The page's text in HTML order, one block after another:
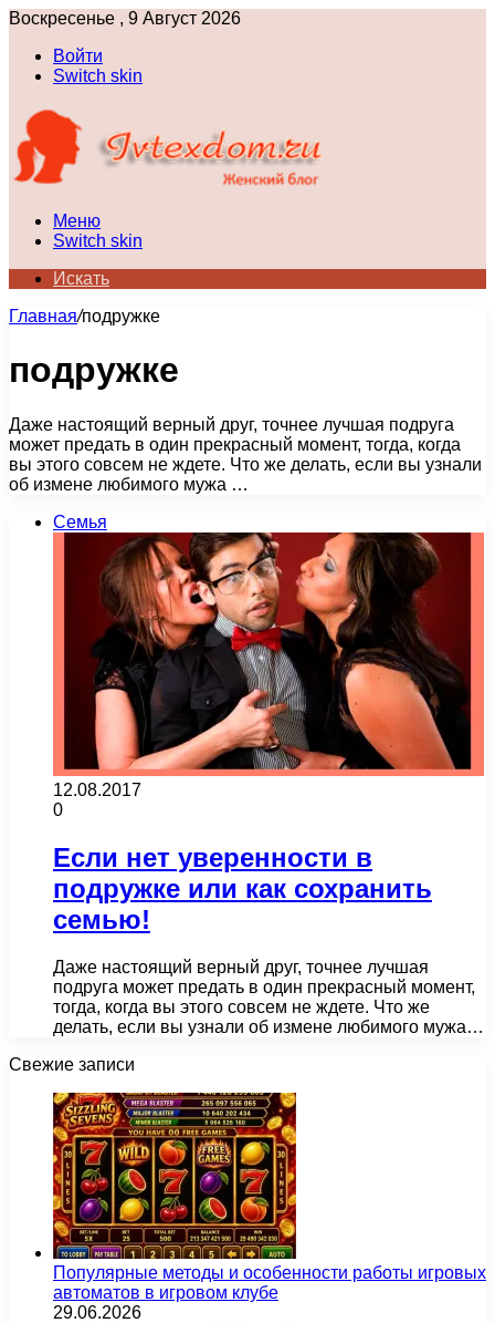
Воскресенье , 9 Август 2026
Войти
Switch skin
Меню
Switch skin
Искать
Главная/подружке
подружке
Даже настоящий верный друг, точнее лучшая подруга
может предать в один прекрасный момент, тогда, когда
вы этого совсем не ждете. Что же делать, если вы узнали
об измене любимого мужа …
Семья
12.08.2017
0
Если нет уверенности в
подружке или как сохранить
семью!
Даже настоящий верный друг, точнее лучшая
подруга может предать в один прекрасный момент,
тогда, когда вы этого совсем не ждете. Что же
делать, если вы узнали об измене любимого мужа…
Свежие записи
Популярные методы и особенности работы игровых
автоматов в игровом клубе
29.06.2026